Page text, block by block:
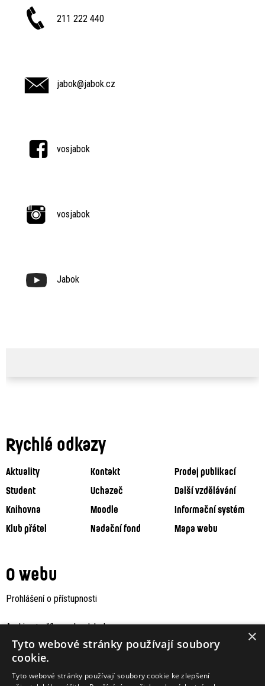
211 222 440
jabok@jabok.cz
vosjabok
vosjabok
Jabok
Rychlé odkazy
Aktuality Kontakt
Prodej publikací
Student
Uchazeč
Další vzdělávání
Knihovna
Moodle
Informační systém
Klub přátel
Nadační fond Mapa webu
O webu
Prohlášení o přístupnosti
Archiv staršího webu Jaboku ×
Tyto webové stránky používají soubory
cookie.
Tyto webové stránky používají soubory cookie ke zlepšení